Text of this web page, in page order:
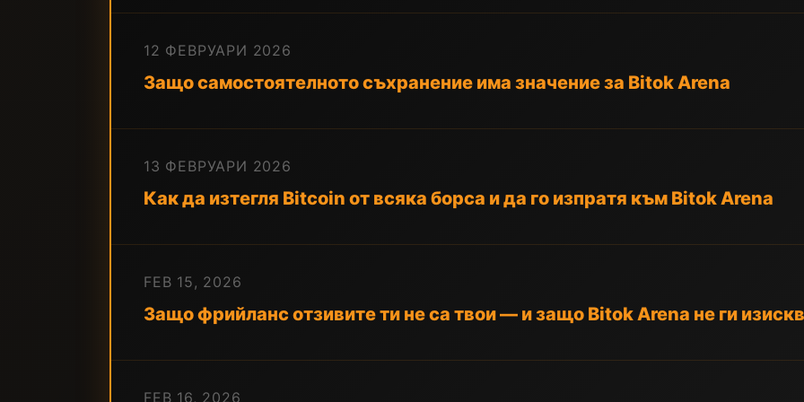
12 ФЕВРУАРИ 2026
Защо самостоятелното съхранение има значение за Bitok Arena
13 ФЕВРУАРИ 2026
Как да изтегля Bitcoin от всяка борса и да го изпратя към Bitok Arena
FEB 15, 2026
Защо фрийланс отзивите ти не са твои — и защо Bitok Arena не ги
FEB 16, 2026